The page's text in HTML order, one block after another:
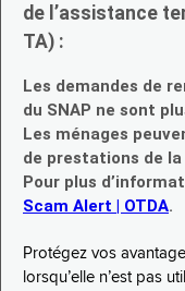
de l’assistance
TA) :
Les demandes de
du SNAP ne sont
Les ménages
de prestations de
Pour plus
Scam Alert | OTDA.
Protégez vos
lorsqu’elle n’est pas